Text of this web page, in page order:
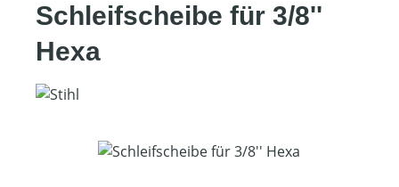
Schleifscheibe für 3/8''
Hexa
Bildergalerie überspringen